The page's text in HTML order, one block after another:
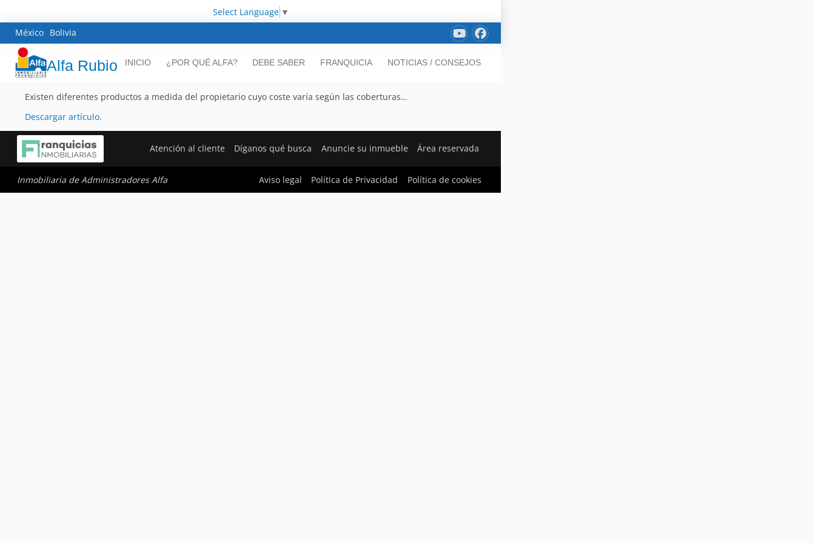
Select Language ▼
México Bolivia
Alfa Rubio INICIO ¿POR QUÉ ALFA? DEBE SABER FRANQUICIA NOTICIAS / CONSEJOS
Existen diferentes productos a medida del propietario cuyo coste varía según las coberturas…
Descargar artículo.
Atención al cliente Díganos qué busca Anuncie su inmueble Área reservada
Inmobiliaria de Administradores Alfa Aviso legal Política de Privacidad Política de cookies